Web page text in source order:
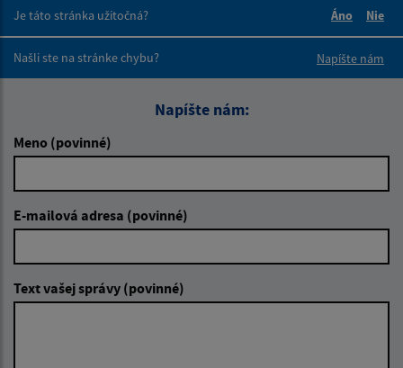
Je táto stránka užitočná?
Áno
Nie
Našli ste na stránke chybu?
Napíšte nám
Napíšte nám:
Meno (povinné)
E-mailová adresa (povinné)
Text vašej správy (povinné)